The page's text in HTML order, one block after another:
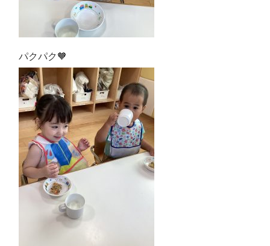
パクパク🧡